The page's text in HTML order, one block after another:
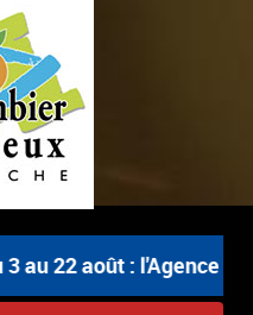
3 au 22 août : l'Agence